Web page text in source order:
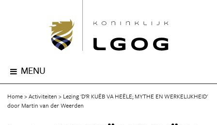
MENU
Home Activiteiten
Lezing 'D’R KUËB VA HEËLE; MYTHE EN WERKELIJKHEID'
door Martin van der Weerden